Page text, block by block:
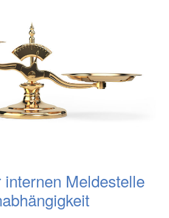
internen Meldestelle